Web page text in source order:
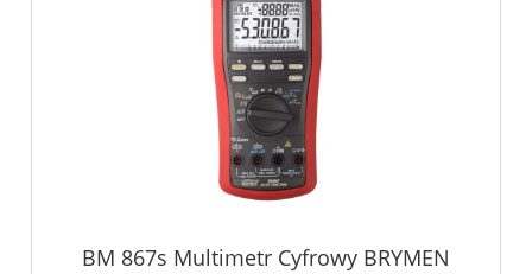
BM 867s Multimetr Cyfrowy BRYMEN